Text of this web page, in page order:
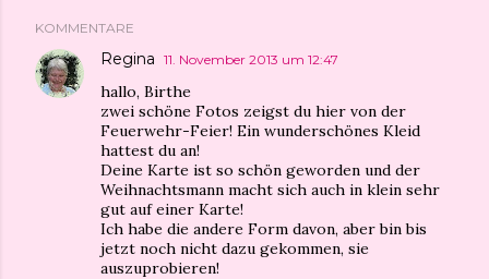
KOMMENTARE
Regina 11. November 2013 um 12:47
hallo, Birthe
zwei schöne Fotos zeigst du hier von der
Feuerwehr-Feier! Ein wunderschönes Kleid
hattest du an!
Deine Karte ist so schön geworden und der
Weihnachtsmann macht sich auch in klein sehr
gut auf einer Karte!
Ich habe die andere Form davon, aber bin bis
jetzt noch nicht dazu gekommen, sie
auszuprobieren!